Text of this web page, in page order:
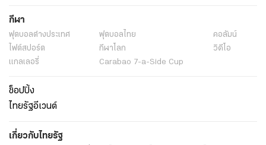
กีฬา
ฟุตบอลต่่างประเทศ ฟุตบอลไทย
คอลัมน์
ไฟต์สปอร์ต
กีฬาโลก
วิดีโอ
แกลเลอรี่
Carabao 7-a-Side Cup
ช็อปปิ้ง
ไทยรัฐอีเวนต์
เกี่ยวกับไทยรัฐ